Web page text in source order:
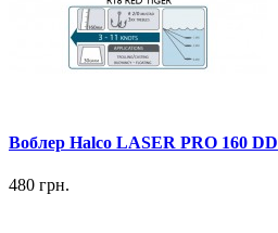
Воблер Halco LASER PRO 160 DD
480 грн.